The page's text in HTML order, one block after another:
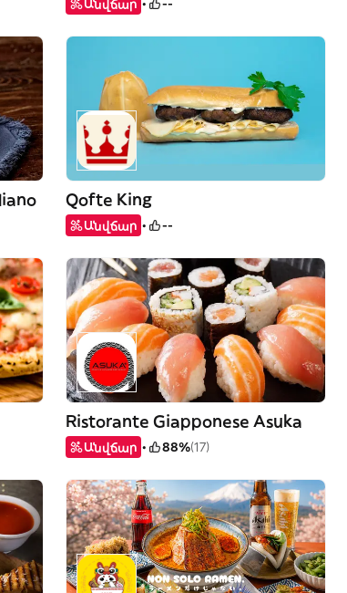
Անվճար --
Qofte King
Անվճար --
Ristorante Giapponese Asuka
Անվճար 88%(17)